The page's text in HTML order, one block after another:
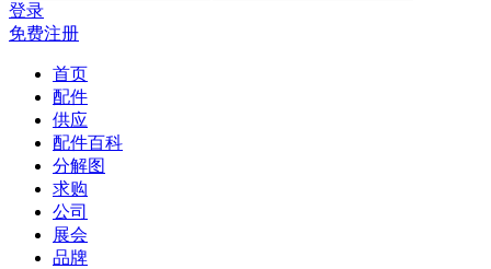
登录
免费注册
首页
配件
供应
配件百科
分解图
求购
公司
展会
品牌